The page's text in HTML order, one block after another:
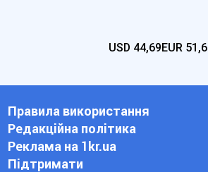
USD 44,69EUR 51,6
Правила використання
Редакційна політика
Реклама на 1kr.ua
Підтримати